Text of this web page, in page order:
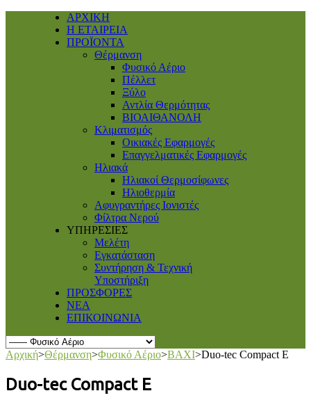
ΑΡΧΙΚΗ
Η ΕΤΑΙΡΕΙΑ
ΠΡΟΪΟΝΤΑ
Θέρμανση
Φυσικό Αέριο
Πέλλετ
Ξύλο
Αντλία Θερμότητας
ΒΙΟΑΙΘΑΝΟΛΗ
Κλιματισμός
Οικιακές Εφαρμογές
Επαγγελματικές Eφαρμογές
Ηλιακά
Ηλιακοί Θερμοσίφωνες
Ηλιοθερμία
Αφυγραντήρες Ιονιστές
Φίλτρα Νερού
ΥΠΗΡΕΣΙΕΣ
Μελέτη
Εγκατάσταση
Συντήρηση & Τεχνική
Υποστήριξη
ΠΡΟΣΦΟΡΕΣ
ΝΕΑ
ΕΠΙΚΟΙΝΩΝΙΑ
Αρχική>Θέρμανση>Φυσικό Αέριο>BAXI>Duo-tec Compact E
Duo-tec Compact E